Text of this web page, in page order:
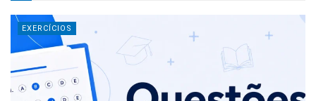
EXERCÍCIOS